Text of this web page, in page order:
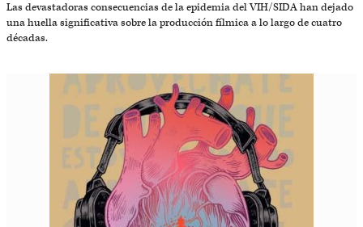
Las devastadoras consecuencias de la epidemia del VIH/SIDA han dejado
una huella significativa sobre la producción fílmica a lo largo de cuatro
décadas.